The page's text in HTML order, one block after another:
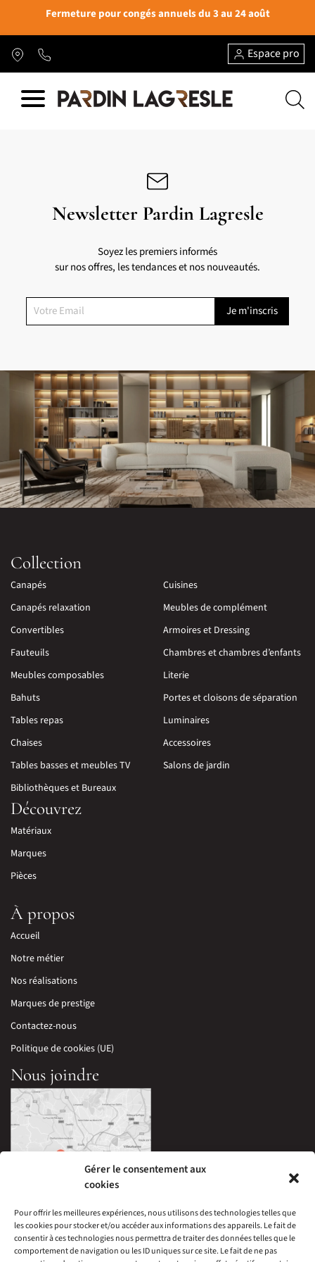
Gérer le consentement aux
cookies
Pour offrir les meilleures expériences, nous utilisons des technologies telles que
les cookies pour stocker et/ou accéder aux informations des appareils. Le fait de
consentir à ces technologies nous permettra de traiter des données telles que le
comportement de navigation ou les ID uniques sur ce site. Le fait de ne pas
Fermeture pour congés annuels du 3 au 24 août
Espace pro
Newsletter Pardin Lagresle
Soyez les premiers informés
sur nos offres, les tendances et nos nouveautés.
Collection
Canapés
Canapés relaxation
Convertibles
Fauteuils
Meubles composables
Bahuts
Tables repas
Chaises
Tables basses et meubles TV
Bibliothèques et Bureaux
Cuisines
Meubles de complément
Armoires et Dressing
Chambres et chambres d’enfants
Literie
Portes et cloisons de séparation
Luminaires
Accessoires
Salons de jardin
Découvrez
Matériaux
Marques
Pièces
À propos
Accueil
Notre métier
Nos réalisations
Marques de prestige
Contactez-nous
Politique de cookies (UE)
Nous joindre
33 Avenue Edouard Millaud,
69290 Craponne, France